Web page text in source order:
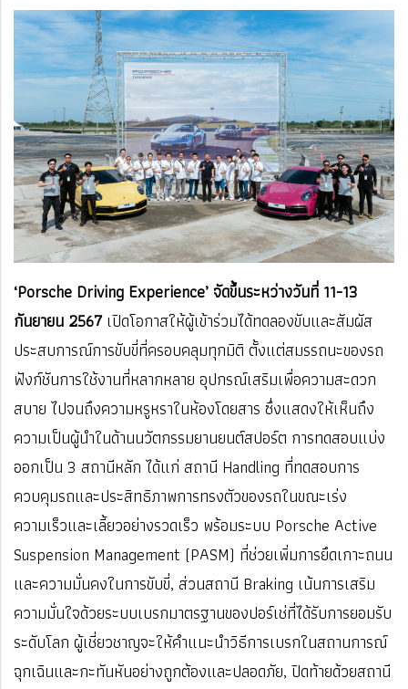
‘Porsche Driving Experience’ จัดขึ้นระหว่างวันที่ 11-13
กันยายน 2567เปิดโอกาสให้ผู้เข้าร่วมได้ทดลองขับและสัมผัส
ประสบการณ์การขับขี่ที่ครอบคลุมทุกมิติ ตั้งแต่สมรรถนะของรถ
ฟังก์ชันการใช้งานที่หลากหลาย อุปกรณ์เสริมเพื่อความสะดวก
สบาย ไปจนถึงความหรูหราในห้องโดยสาร ซึ่งแสดงให้เห็นถึง
ความเป็นผู้นำในด้านนวัตกรรมยานยนต์สปอร์ต การทดสอบแบ่ง
ออกเป็น 3 สถานีหลัก ได้แก่ สถานี Handling ที่ทดสอบการ
ควบคุมรถและประสิทธิภาพการทรงตัวของรถในขณะเร่ง
ความเร็วและเลี้ยวอย่างรวดเร็ว พร้อมระบบ Porsche Active
Suspension Management (PASM) ที่ช่วยเพิ่มการยึดเกาะถนน
และความมั่นคงในการขับขี่, ส่วนสถานี Braking เน้นการเสริม
ความมั่นใจด้วยระบบเบรกมาตรฐานของปอร์เช่ที่ได้รับการยอมรับ
ระดับโลก ผู้เชี่ยวชาญจะให้คำแนะนำวิธีการเบรกในสถานการณ์
ฉุกเฉินและกะทันหันอย่างถูกต้องและปลอดภัย, ปิดท้ายด้วยสถานี